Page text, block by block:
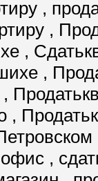
,
,
,
,
,
,